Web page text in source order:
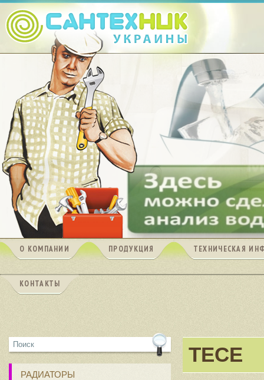
О КОМПАНИИ ПРОДУКЦИЯ ТЕХНИЧЕСКАЯ
КОНТАКТЫ
РАДИАТОРЫ
TECE